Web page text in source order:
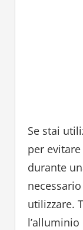
Se stai
per
durante
utilizzare.